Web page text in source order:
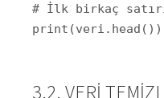
# İlk birkaç
print(veri.head())
3.2. VERI